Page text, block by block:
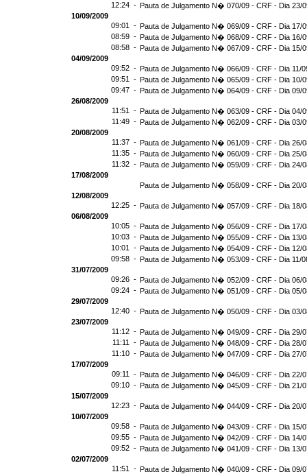
12:24 - Pauta de Julgamento N� 070/09 - CRF - Dia 23/
10/09/2009
09:01 - Pauta de Julgamento N� 069/09 - CRF - Dia 17/
08:59 - Pauta de Julgamento N� 068/09 - CRF - Dia 16/
08:58 - Pauta de Julgamento N� 067/09 - CRF - Dia 15/
04/09/2009
09:52 - Pauta de Julgamento N� 066/09 - CRF - Dia 11/
09:51 - Pauta de Julgamento N� 065/09 - CRF - Dia 10/
09:47 - Pauta de Julgamento N� 064/09 - CRF - Dia 09/
26/08/2009
11:51 - Pauta de Julgamento N� 063/09 - CRF - Dia 04/
11:49 - Pauta de Julgamento N� 062/09 - CRF - Dia 03/
20/08/2009
11:37 - Pauta de Julgamento N� 061/09 - CRF - Dia 26/
11:35 - Pauta de Julgamento N� 060/09 - CRF - Dia 25/
11:32 - Pauta de Julgamento N� 059/09 - CRF - Dia 24/
17/08/2009
Pauta de Julgamento N� 058/09 - CRF - Dia 20/
12/08/2009
12:25 - Pauta de Julgamento N� 057/09 - CRF - Dia 18/
06/08/2009
10:05 - Pauta de Julgamento N� 056/09 - CRF - Dia 17/
10:03 - Pauta de Julgamento N� 055/09 - CRF - Dia 13/
10:01 - Pauta de Julgamento N� 054/09 - CRF - Dia 12/
09:58 - Pauta de Julgamento N� 053/09 - CRF - Dia 11/
31/07/2009
09:26 - Pauta de Julgamento N� 052/09 - CRF - Dia 06/
09:24 - Pauta de Julgamento N� 051/09 - CRF - Dia 05/
29/07/2009
12:40 - Pauta de Julgamento N� 050/09 - CRF - Dia 03/
23/07/2009
11:12 - Pauta de Julgamento N� 049/09 - CRF - Dia 29/
11:11 - Pauta de Julgamento N� 048/09 - CRF - Dia 28/
11:10 - Pauta de Julgamento N� 047/09 - CRF - Dia 27/
17/07/2009
09:11 - Pauta de Julgamento N� 046/09 - CRF - Dia 22/
09:10 - Pauta de Julgamento N� 045/09 - CRF - Dia 21/
15/07/2009
12:23 - Pauta de Julgamento N� 044/09 - CRF - Dia 20/
10/07/2009
09:58 - Pauta de Julgamento N� 043/09 - CRF - Dia 15/
09:55 - Pauta de Julgamento N� 042/09 - CRF - Dia 14/
09:52 - Pauta de Julgamento N� 041/09 - CRF - Dia 13/
02/07/2009
11:51 - Pauta de Julgamento N� 040/09 - CRF - Dia 09/